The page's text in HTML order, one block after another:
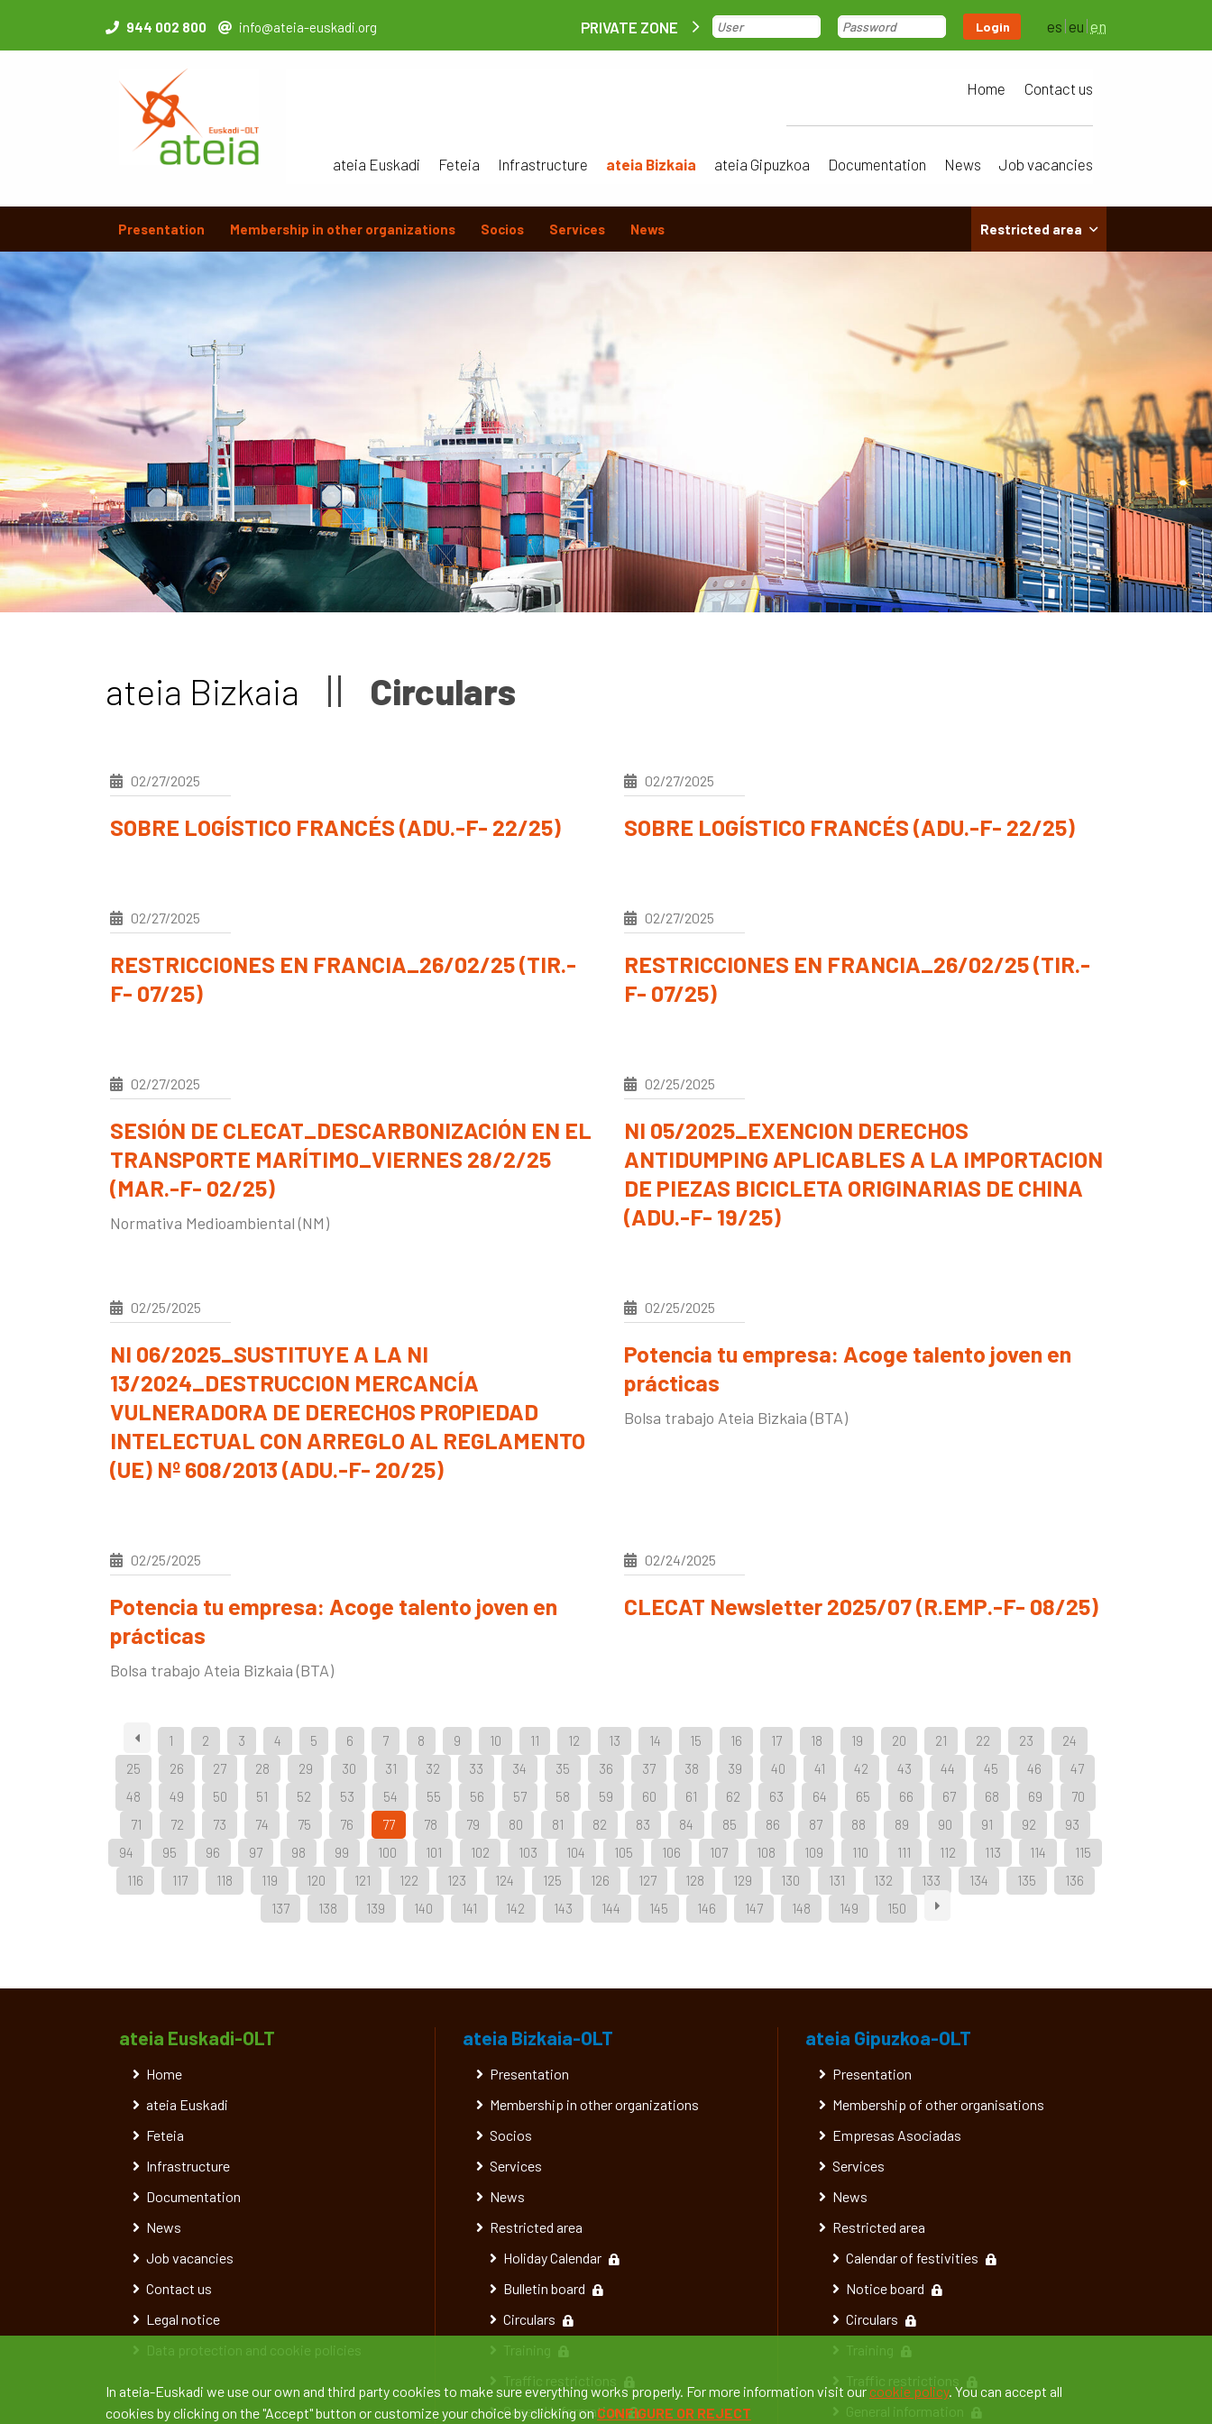
944 002 800 info@ateia-euskadi.org PRIVATE ZONE Login es eu en
Home Contact us
ateia Euskadi Feteia Infrastructure ateia Bizkaia ateia Gipuzkoa Documentation News Job vacancies
Presentation Membership in other organizations Socios Services News Restricted area
ateia Bizkaia Circulars
02/27/2025
SOBRE LOGÍSTICO FRANCÉS (ADU.-F- 22/25)
02/27/2025
SOBRE LOGÍSTICO FRANCÉS (ADU.-F- 22/25)
02/27/2025
RESTRICCIONES EN FRANCIA_26/02/25 (TIR.-
F- 07/25)
02/27/2025
RESTRICCIONES EN FRANCIA_26/02/25 (TIR.-
F- 07/25)
02/27/2025
SESIÓN DE CLECAT_DESCARBONIZACIÓN EN EL
TRANSPORTE MARÍTIMO_VIERNES 28/2/25
(MAR.-F- 02/25)
Normativa Medioambiental (NM)
02/25/2025
NI 05/2025_EXENCION DERECHOS
ANTIDUMPING APLICABLES A LA IMPORTACION
DE PIEZAS BICICLETA ORIGINARIAS DE CHINA
(ADU.-F- 19/25)
02/25/2025
NI 06/2025_SUSTITUYE A LA NI
13/2024_DESTRUCCION MERCANCÍA
VULNERADORA DE DERECHOS PROPIEDAD
INTELECTUAL CON ARREGLO AL REGLAMENTO
(UE) Nº 608/2013 (ADU.-F- 20/25)
02/25/2025
Potencia tu empresa: Acoge talento joven en
prácticas
Bolsa trabajo Ateia Bizkaia (BTA)
02/25/2025
Potencia tu empresa: Acoge talento joven en
prácticas
Bolsa trabajo Ateia Bizkaia (BTA)
02/24/2025
CLECAT Newsletter 2025/07 (R.EMP.-F- 08/25)
1 2 3 4 5 6 7 8 9 10 11 12 13 14 15 16 17 18 19 20 21 22 23
24
25
26 27 28 29 30 31 32 33 34 35 36 37 38 39 40 41 42 43 44 45 46
47
48
49 50 51 52 53 54 55 56 57 58 59 60 61 62 63 64 65 66 67 68 69
70
71
72 73 74 75 76 77 78 79 80 81 82 83 84 85 86 87 88 89 90 91 92
93
94
95 96 97 98 99 100 101 102 103 104 105 106 107 108 109 110 111 112 113 114
115
116
117 118 119 120 121 122 123 124 125 126 127 128 129 130 131 132 133 134 135
136
137
138 139 140 141 142 143 144 145 146 147 148 149 150
ateia Euskadi-OLT
Home
ateia Euskadi
Feteia
Infrastructure
Documentation
News
Job vacancies
Contact us
Legal notice
Data protection and cookie policies
ateia Bizkaia-OLT
Presentation
Membership in other organizations
Socios
Services
News
Restricted area
Holiday Calendar
Bulletin board
Circulars
Training
Traffic restrictions
General information
ateia Gipuzkoa-OLT
Presentation
Membership of other organisations
Empresas Asociadas
Services
News
Restricted area
Calendar of festivities
Notice board
Circulars
Training
Traffic restrictions
General information
In ateia-Euskadi we use our own and third party cookies to make sure everything works properly. For more information visit ourcookie policy. You can accept all
cookies by clicking on the "Accept" button or customize your choice by clicking onCONFIGURE OR REJECT